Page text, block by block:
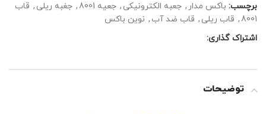
برچسب: باکس مدار , جعبه الکترونیکی , جعیه 8001 , جغبه ریلی , قاب
8001
, قاب ریلی , قاب ضد آب , نوین باکس
اشتراک گذاری:
توضیحات